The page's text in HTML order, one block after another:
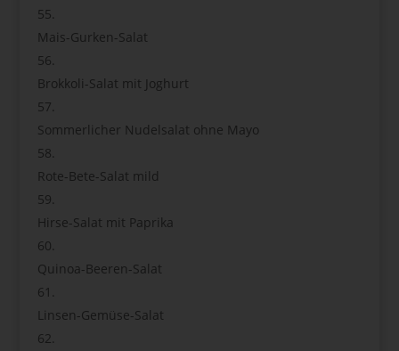
Mais-Gurken-Salat
Brokkoli-Salat mit Joghurt
Sommerlicher Nudelsalat ohne Mayo
Rote-Bete-Salat mild
Hirse-Salat mit Paprika
Quinoa-Beeren-Salat
Linsen-Gemüse-Salat